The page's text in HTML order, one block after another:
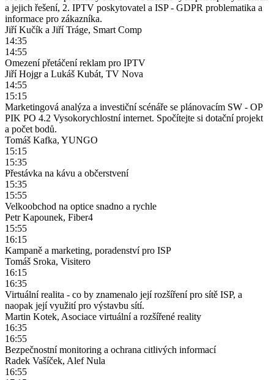
a jejich řešení, 2. IPTV poskytovatel a ISP - GDPR problematika a
informace pro zákazníka.
Jiří Kučík a Jiří Tráge, Smart Comp
14:35
14:55
Omezení přetáčení reklam pro IPTV
Jiří Hojgr a Lukáš Kubát, TV Nova
14:55
15:15
Marketingová analýza a investiční scénáře se plánovacím SW - OP
PIK PO 4.2 Vysokorychlostní internet. Spočítejte si dotační projekt
a počet bodů.
Tomáš Kafka, YUNGO
15:15
15:35
Přestávka na kávu a občerstvení
15:35
15:55
Velkoobchod na optice snadno a rychle
Petr Kapounek, Fiber4
15:55
16:15
Kampaně a marketing, poradenství pro ISP
Tomáš Sroka, Visitero
16:15
16:35
Virtuální realita - co by znamenalo její rozšíření pro sítě ISP, a
naopak její využití pro výstavbu sítí.
Martin Kotek, Asociace virtuální a rozšířené reality
16:35
16:55
Bezpečnostní monitoring a ochrana citlivých informací
Radek Vašíček, Alef Nula
16:55